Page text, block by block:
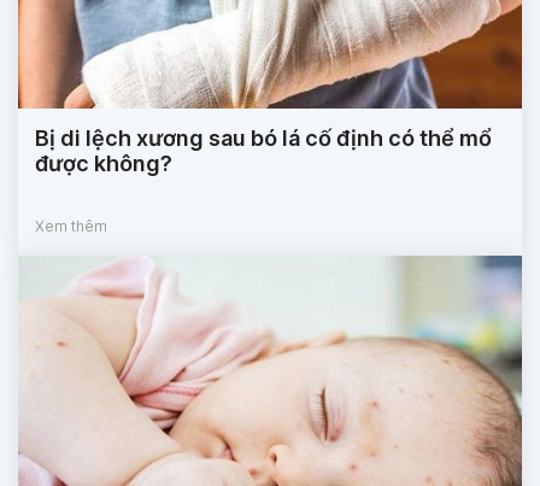
Bị di lệch xương sau bó lá cố định có thể mổ
được không?
Xem thêm